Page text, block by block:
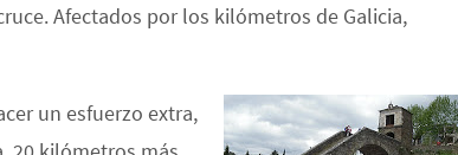
Afectados por los kilómetros de Galicia,
un esfuerzo extra,